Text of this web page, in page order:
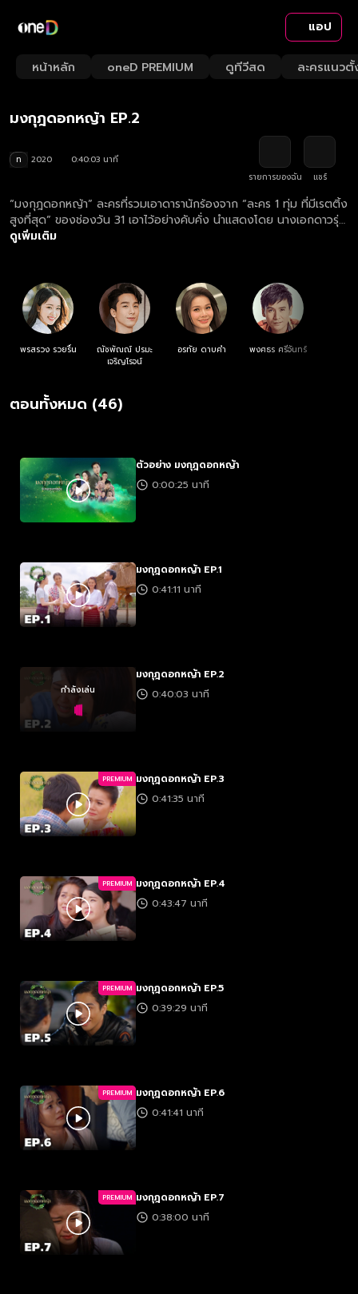
แอป
หน้าหลัก oneD PREMIUM ดูทีวีสด ละครแนวตั้
Video
Loaded:
0.25%
1x
Rate
มงกุฎดอกหญ้า EP.2
ท 2020
0:40:03 นาที
รายการของฉัน
แชร์
“มงกุฎดอกหญ้า” ละครที่รวมเอาดารานักร้องจาก “ละคร 1 ทุ่ม ที่มีเรตติ้ง
สูงที่สุด” ของช่องวัน 31 เอาไว้อย่างคับคั่ง นำแสดงโดย นางเอกดาวรุ่ง
อย่าง "เซียงเซียง พรสรวง" ประคบคู่กับ "ปีโป้ ณัชพัณณ์" พระเอกหนุ่ม
เห็นใจและพยายามช่วยเหลือนักร้องสาวและเหล่าพี่น้องอย่างสุดกำลัง
กลายเป็นสงครามเคล้าเสียงเพลงของหมู่เฮาที่น่าติดตาม!
ดูเพิ่มเติม
พรสรวง รวยรื่น
ณัชพัณณ์ ปรมะ
เจริญโรจน์
อรทัย ดาบคำ พงศธร ศรีจันทร์
ตอนทั้งหมด (46)
ตัวอย่าง มงกุฎดอกหญ้า
0:00:25 นาที
มงกุฎดอกหญ้า EP.1
0:41:11 นาที
กำลังเล่น
มงกุฎดอกหญ้า EP.2
0:40:03 นาที
PREMIUM มงกุฎดอกหญ้า EP.3
0:41:35 นาที
PREMIUM มงกุฎดอกหญ้า EP.4
0:43:47 นาที
PREMIUM มงกุฎดอกหญ้า EP.5
0:39:29 นาที
PREMIUM มงกุฎดอกหญ้า EP.6
0:41:41 นาที
PREMIUM มงกุฎดอกหญ้า EP.7
0:38:00 นาที